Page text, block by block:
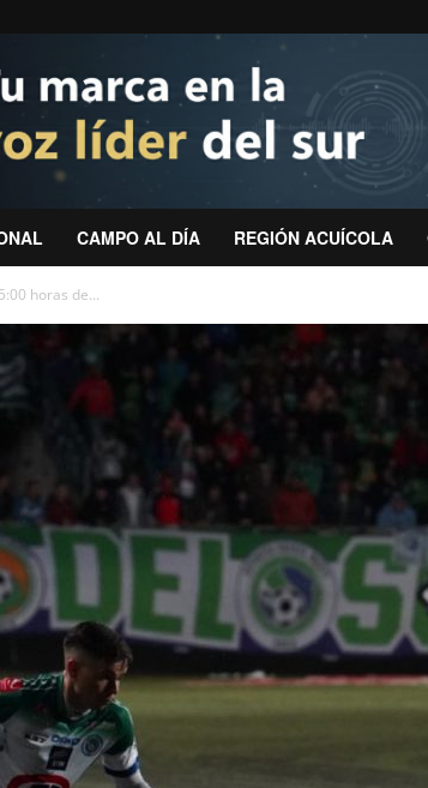
CAMPO AL DÍA REGIÓN ACUÍCOLA
horas de...